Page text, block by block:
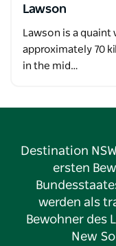
Lawson
Lawson is a quaint
approximately 70
in the mid…
Destination
ersten
werden als
Bewohner des
New